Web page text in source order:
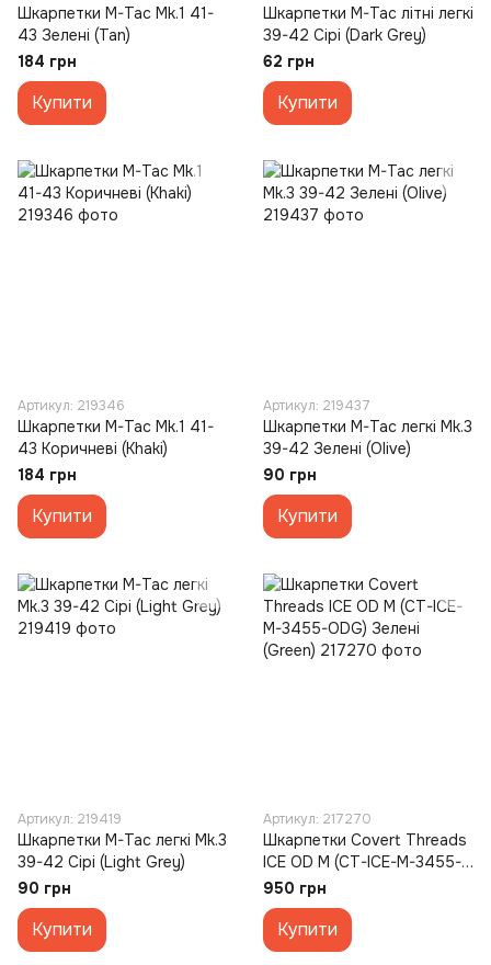
Шкарпетки M-Tac Mk.1 41-
43 Зелені (Tan)
184 грн
Купити
Шкарпетки M-Tac літні легкі
39-42 Сірі (Dark Grey)
62 грн
Купити
Артикул: 219346
Шкарпетки M-Tac Mk.1 41-
43 Коричневі (Khaki)
184 грн
Купити
Артикул: 219437
Шкарпетки M-Tac легкі Mk.3
39-42 Зелені (Olive)
90 грн
Купити
Артикул: 219419
Шкарпетки M-Tac легкі Mk.3
39-42 Сірі (Light Grey)
90 грн
Купити
Артикул: 217270
Шкарпетки Covert Threads
ICE OD M (CT-ICE-M-3455-
ODG) Зелені (Green)
950 грн
Купити